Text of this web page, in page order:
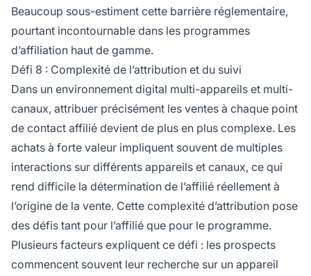
Beaucoup sous-estiment cette barrière réglementaire,
pourtant incontournable dans les programmes
d’affiliation haut de gamme.
Défi 8 : Complexité de l’attribution et du suivi
Dans un environnement digital multi-appareils et multi-
canaux, attribuer précisément les ventes à chaque point
de contact affilié devient de plus en plus complexe. Les
achats à forte valeur impliquent souvent de multiples
interactions sur différents appareils et canaux, ce qui
rend difficile la détermination de l’affilié réellement à
l’origine de la vente. Cette complexité d’attribution pose
des défis tant pour l’affilié que pour le programme.
Plusieurs facteurs expliquent ce défi : les prospects
commencent souvent leur recherche sur un appareil